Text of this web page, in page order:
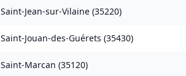
Saint-Jean-sur-Vilaine (35220)
Saint-Jouan-des-Guérets (35430)
Saint-Marcan (35120)